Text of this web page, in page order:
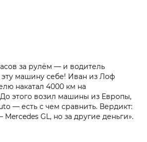
за рулём — и водитель
эту машину себе! Иван из Лоф
накатал 4000 км на
этого возил машины из Европы,
— есть с чем сравнить. Вердикт:
GL, но за другие деньги».